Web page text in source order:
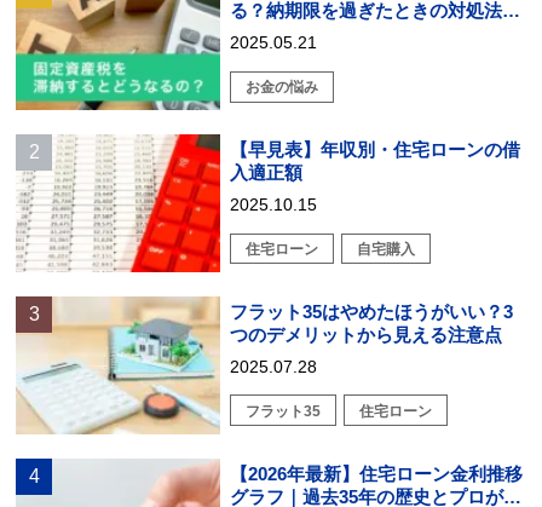
る？納期限を過ぎたときの対処法を
解説
2025.05.21
お金の悩み
【早見表】年収別・住宅ローンの借
入適正額
2025.10.15
住宅ローン 自宅購入
フラット35はやめたほうがいい？3
つのデメリットから見える注意点
2025.07.28
フラット35 住宅ローン
【2026年最新】住宅ローン金利推移
グラフ｜過去35年の歴史とプロが教